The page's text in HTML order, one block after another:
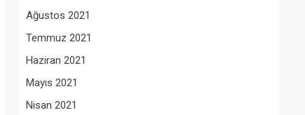
Ağustos 2021
Temmuz 2021
Haziran 2021
Mayıs 2021
Nisan 2021